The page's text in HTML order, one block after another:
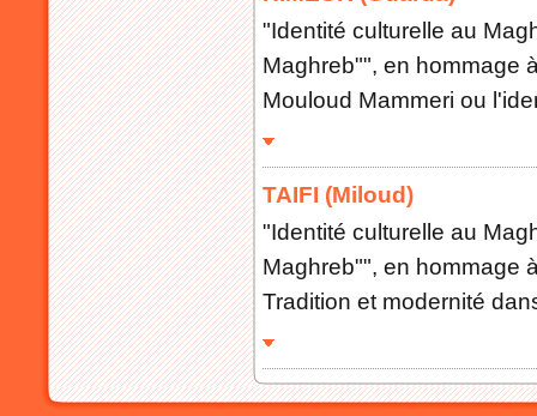
"Identité culturelle au
Maghreb"", en hommage
Mouloud Mammeri ou
TAIFI (Miloud)
"Identité culturelle au
Maghreb"", en hommage
Tradition et modernité